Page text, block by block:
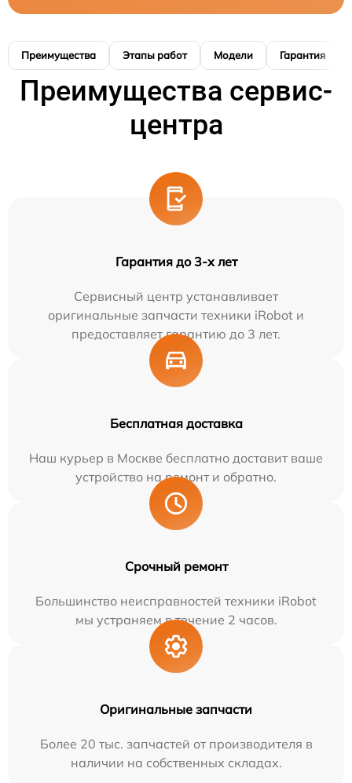
Преимущества Этапы работ Модели Гарантия
Преимущества сервис-
центра
Гарантия до 3-х лет
Сервисный центр устанавливает
оригинальные запчасти техники iRobot и
предоставляет гарантию до 3 лет.
Бесплатная доставка
Наш курьер в Москве бесплатно доставит ваше
устройство на ремонт и обратно.
Срочный ремонт
Большинство неисправностей техники iRobot
мы устраняем в течение 2 часов.
Оригинальные запчасти
Более 20 тыс. запчастей от производителя в
наличии на собственных складах.